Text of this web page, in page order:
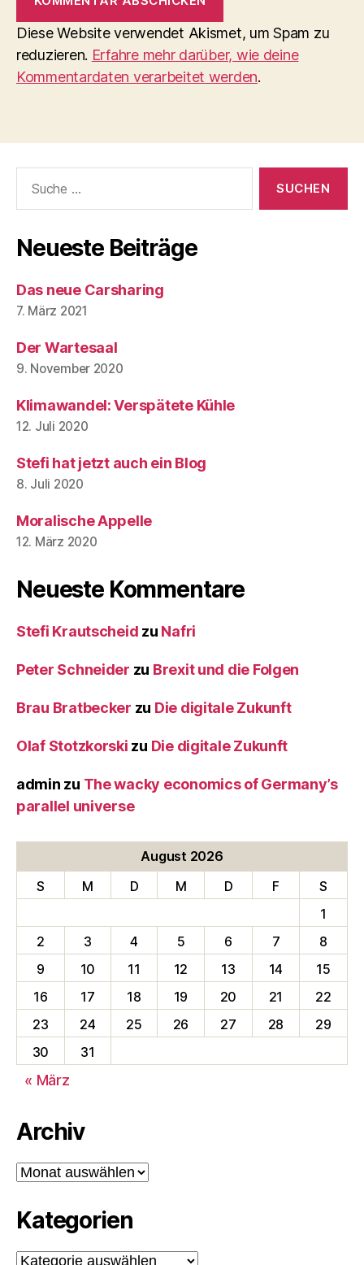
Diese Website verwendet Akismet, um Spam zu
reduzieren. Erfahre mehr darüber, wie deine
Kommentardaten verarbeitet werden.
nach:
Neueste Beiträge
Das neue Carsharing
7. März 2021
Der Wartesaal
9. November 2020
Klimawandel: Verspätete Kühle
12. Juli 2020
Stefi hat jetzt auch ein Blog
8. Juli 2020
Moralische Appelle
12. März 2020
Neueste Kommentare
Stefi Krautscheid zu Nafri
Peter Schneider zu Brexit und die Folgen
Brau Bratbecker zu Die digitale Zukunft
Olaf Stotzkorski zu Die digitale Zukunft
admin zu The wacky economics of Germany’s
parallel universe
August 2026
S
M D M D F
S
1
2
3 4 5 6 7
8
9
10 11 12 13 14
15
16
17 18 19 20 21
22
23
24 25 26 27 28
29
30
31
« März
Archiv
Archiv
Kategorien
Kategorien